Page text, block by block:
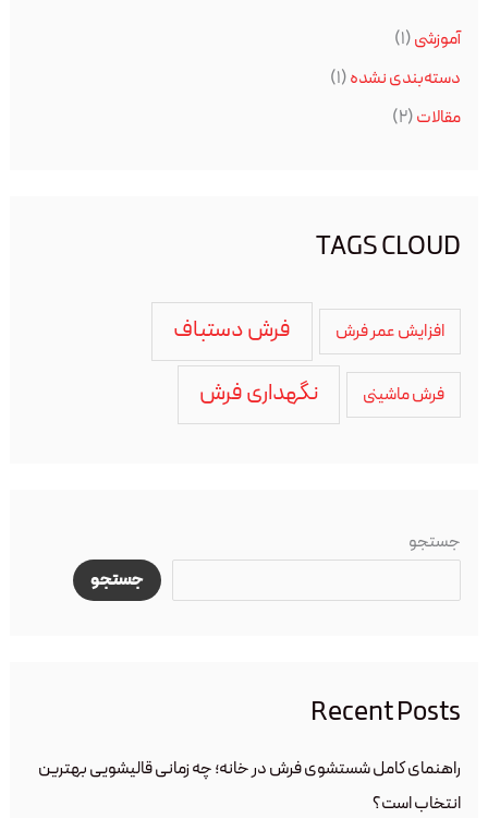
آموزشی(۱)
دسته‌بندی نشده(۱)
مقالات(۲)
TAGS CLOUD
افزایش عمر فرش فرش دستباف
فرش ماشینی نگهداری فرش
جستجو
جستجو
Recent Posts
راهنمای کامل شستشوی فرش در خانه؛ چه زمانی قالیشویی بهترین
انتخاب است؟